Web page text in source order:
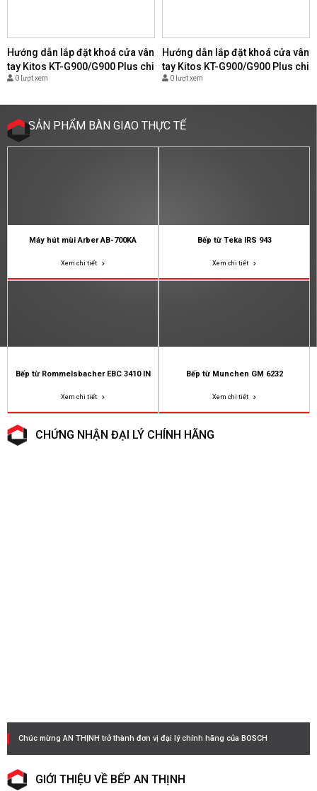
Hướng dẫn lắp đặt khoá cửa vân
tay Kitos KT-G900/G900 Plus chi
tiết nhất - (Copy)
0 lượt xem
Hướng dẫn lắp đặt khoá cửa vân
tay Kitos KT-G900/G900 Plus chi
tiết nhất - (Copy)
0 lượt xem
SẢN PHẨM BÀN GIAO THỰC TẾ
Máy hút mùi Arber AB-700KA
Xem chi tiết
Bếp từ Teka IRS 943
Xem chi tiết
Bếp từ Rommelsbacher EBC 3410 IN
Xem chi tiết
Bếp từ Munchen GM 6232
Xem chi tiết
CHỨNG NHẬN ĐẠI LÝ CHÍNH HÃNG
Chúc mừng AN THỊNH trở thành đơn vị đại lý chính hãng của BOSCH
GIỚI THIỆU VỀ BẾP AN THỊNH